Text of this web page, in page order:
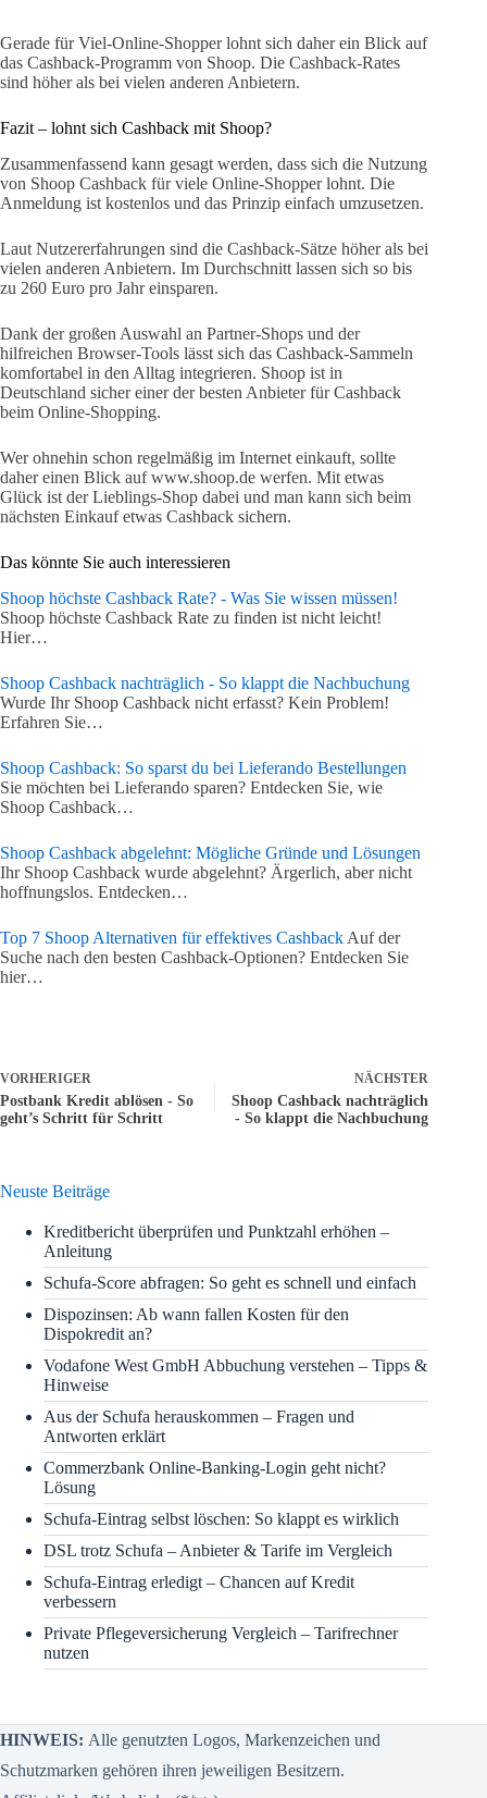
Gerade für Viel-Online-Shopper lohnt sich daher ein Blick auf
das Cashback-Programm von Shoop. Die Cashback-Rates
sind höher als bei vielen anderen Anbietern.
Fazit – lohnt sich Cashback mit Shoop?
Zusammenfassend kann gesagt werden, dass sich die Nutzung
von Shoop Cashback für viele Online-Shopper lohnt. Die
Anmeldung ist kostenlos und das Prinzip einfach umzusetzen.
Laut Nutzererfahrungen sind die Cashback-Sätze höher als bei
vielen anderen Anbietern. Im Durchschnitt lassen sich so bis
zu 260 Euro pro Jahr einsparen.
Dank der großen Auswahl an Partner-Shops und der
hilfreichen Browser-Tools lässt sich das Cashback-Sammeln
komfortabel in den Alltag integrieren. Shoop ist in
Deutschland sicher einer der besten Anbieter für Cashback
beim Online-Shopping.
Wer ohnehin schon regelmäßig im Internet einkauft, sollte
daher einen Blick auf www.shoop.de werfen. Mit etwas
Glück ist der Lieblings-Shop dabei und man kann sich beim
nächsten Einkauf etwas Cashback sichern.
Das könnte Sie auch interessieren
Shoop höchste Cashback Rate? - Was Sie wissen müssen!
Shoop höchste Cashback Rate zu finden ist nicht leicht!
Hier…
Shoop Cashback nachträglich - So klappt die Nachbuchung
Wurde Ihr Shoop Cashback nicht erfasst? Kein Problem!
Erfahren Sie…
Shoop Cashback: So sparst du bei Lieferando Bestellungen
Sie möchten bei Lieferando sparen? Entdecken Sie, wie
Shoop Cashback…
Shoop Cashback abgelehnt: Mögliche Gründe und Lösungen
Ihr Shoop Cashback wurde abgelehnt? Ärgerlich, aber nicht
hoffnungslos. Entdecken…
Top 7 Shoop Alternativen für effektives Cashback Auf der
Suche nach den besten Cashback-Optionen? Entdecken Sie
hier…
VORHERIGER
Postbank Kredit ablösen - So
geht’s Schritt für Schritt
NÄCHSTER
Shoop Cashback nachträglich
- So klappt die Nachbuchung
Neuste Beiträge
Kreditbericht überprüfen und Punktzahl erhöhen –
Anleitung
Schufa-Score abfragen: So geht es schnell und einfach
Dispozinsen: Ab wann fallen Kosten für den
Dispokredit an?
Vodafone West GmbH Abbuchung verstehen – Tipps &
Hinweise
Aus der Schufa herauskommen – Fragen und
Antworten erklärt
Commerzbank Online-Banking-Login geht nicht?
Lösung
Schufa-Eintrag selbst löschen: So klappt es wirklich
DSL trotz Schufa – Anbieter & Tarife im Vergleich
Schufa-Eintrag erledigt – Chancen auf Kredit
verbessern
Private Pflegeversicherung Vergleich – Tarifrechner
nutzen
HINWEIS: Alle genutzten Logos, Markenzeichen und
Schutzmarken gehören ihren jeweiligen Besitzern.